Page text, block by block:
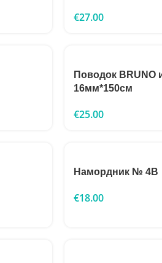
€27.00
Поводок BRUNO
16мм*150см
€25.00
Намордник № 4B
€18.00